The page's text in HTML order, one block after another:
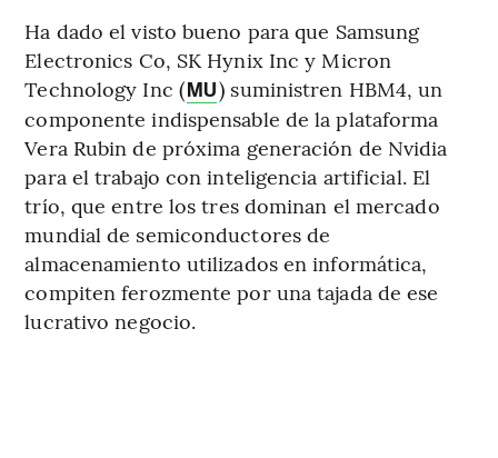
Ha dado el visto bueno para que Samsung
Electronics Co, SK Hynix Inc y Micron
Technology Inc (MU) suministren HBM4, un
componente indispensable de la plataforma
Vera Rubin de próxima generación de Nvidia
para el trabajo con inteligencia artificial. El
trío, que entre los tres dominan el mercado
mundial de semiconductores de
almacenamiento utilizados en informática,
compiten ferozmente por una tajada de ese
lucrativo negocio.